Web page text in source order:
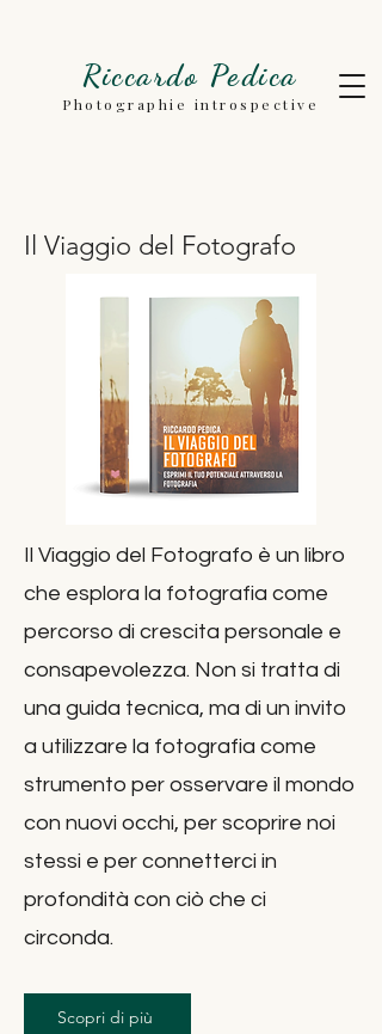
Riccardo Pedica
Photographie introspective
Il Viaggio del Fotografo
Il Viaggio del Fotografo è un libro
che esplora la fotografia come
percorso di crescita personale e
consapevolezza. Non si tratta di
una guida tecnica, ma di un invito
a utilizzare la fotografia come
strumento per osservare il mondo
con nuovi occhi, per scoprire noi
stessi e per connetterci in
profondità con ciò che ci
circonda.
Scopri di più